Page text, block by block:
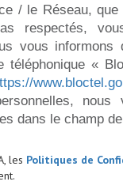
/ le Réseau,
respectés,
vous informons
téléphonique «
dans le champ
les Politiques de